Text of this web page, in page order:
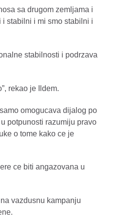
sa drugom zemljama i
stabilni i mi smo stabilni i
stabilnosti i podrzava
rekao je Ildem.
omogucava dijalog po
potpunosti razumiju pravo
o tome kako ce je
ce biti angazovana u
vazdusnu kampanju